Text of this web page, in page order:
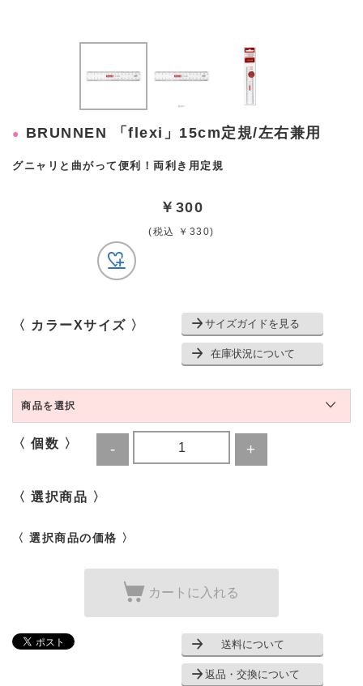
BRUNNEN 「flexi」15cm定規/左右兼用
グニャリと曲がって便利！両利き用定規
￥300
(税込 ￥330)
〈 カラーXサイズ 〉 サイズガイドを見る
在庫状況について
商品を選択
〈 個数 〉
〈 選択商品 〉
〈 選択商品の価格 〉
カートに入れる
送料について
返品・交換について